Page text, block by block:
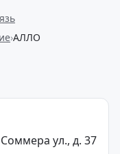
АЛЛО
ул., д. 37